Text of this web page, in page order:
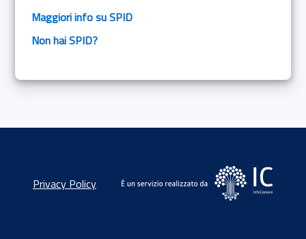
Maggiori info su SPID
Non hai SPID?
Privacy Policy